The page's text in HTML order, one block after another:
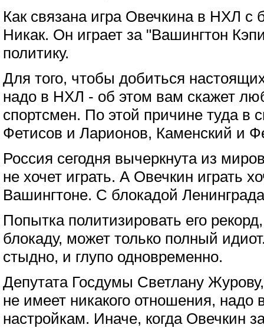
Как связана игра Овечкина в НХЛ с
Никак. Он играет за "Вашингтон
политику.
Для того, чтобы добиться
надо в НХЛ - об этом вам скажет
спортсмен. По этой причине туда в
Фетисов и Ларионов, Каменский и
Россия сегодня вычеркнута из
не хочет играть. А Овечкин играть
Вашингтоне. С блокадой
Попытка политизировать его
блокаду, может только полный
стыдно, и глупо одновременно.
Депутата Госдумы Светлану
не имеет никакого отношения, надо
настройкам. Иначе, когда Овечкин